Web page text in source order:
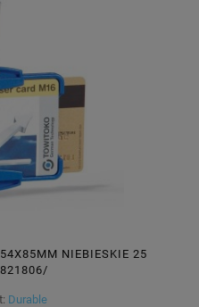
NIEBIESKIE 25
Durable